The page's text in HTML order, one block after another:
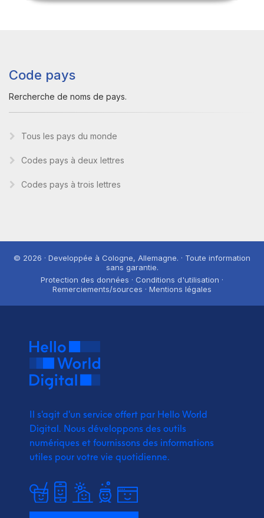
Code pays
Rercherche de noms de pays.
Tous les pays du monde
Codes pays à deux lettres
Codes pays à trois lettres
© 2026 · Developpée à Cologne, Allemagne. · Toute information
sans garantie.
Protection des données · Conditions d'utilisation ·
Remerciements/sources · Mentions légales
Il s'agit d'un service offert par Hello World
Digital. Nous développons des outils
numériques et fournissons des informations
utiles pour votre vie quotidienne.